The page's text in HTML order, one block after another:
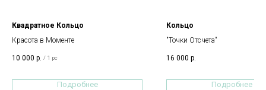
Квадратное Кольцо
Красота в Моменте
10 000 р. / 1 pc
Подробнее
Кольцо
"Точки Отсчета"
16 000 р.
Подробнее